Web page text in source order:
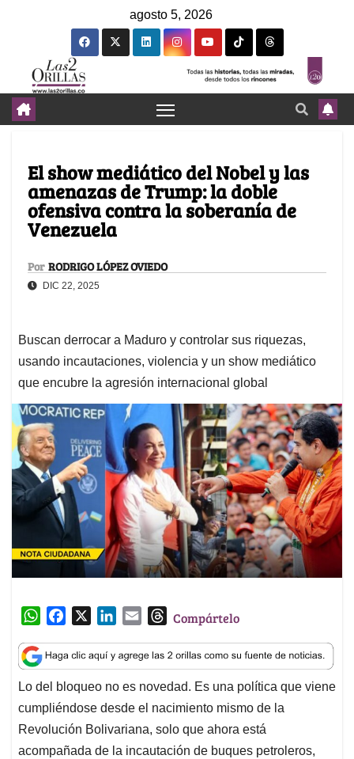
agosto 5, 2026
El show mediático del Nobel y las
amenazas de Trump: la doble
ofensiva contra la soberanía de
Venezuela
Por RODRIGO LÓPEZ OVIEDO
DIC 22, 2025
Buscan derrocar a Maduro y controlar sus riquezas,
usando incautaciones, violencia y un show mediático
que encubre la agresión internacional global
W
a
t
s
A
p
p
c
e
b
o
o
k
n
k
e
d
I
n
a
i
l
T
r
e
a
d
s
Compártelo
Lo del bloqueo no es novedad. Es una política que viene
cumpliéndose desde el nacimiento mismo de la
Revolución Bolivariana, solo que ahora está
acompañada de la incautación de buques petroleros,